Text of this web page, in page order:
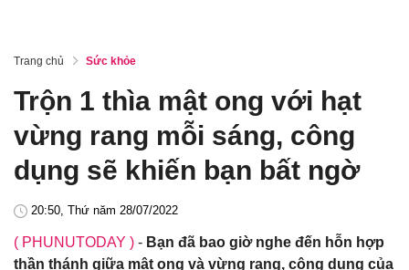
Trang chủ Sức khỏe
Trộn 1 thìa mật ong với hạt
vừng rang mỗi sáng, công
dụng sẽ khiến bạn bất ngờ
20:50, Thứ năm 28/07/2022
( PHUNUTODAY ) - Bạn đã bao giờ nghe đến hỗn hợp
thần thánh giữa mật ong và vừng rang, công dụng của